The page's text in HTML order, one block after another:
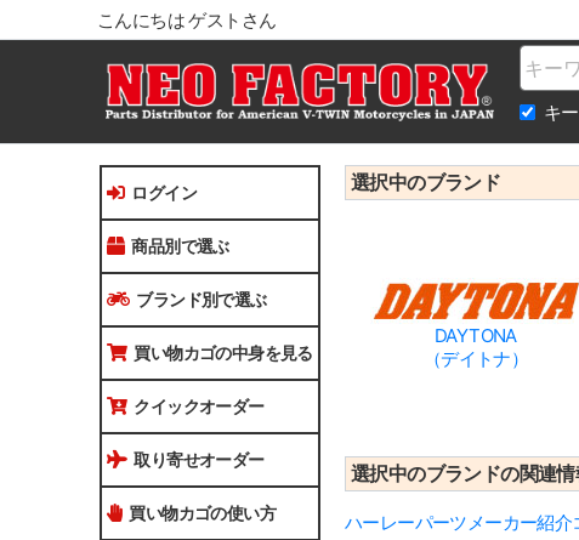
こんにちは ゲストさん
Name
キ
ログイン
商品別で選ぶ
ブランド別で選ぶ
買い物カゴの中身を見る
クイックオーダー
取り寄せオーダー
買い物カゴの使い方
選択中のブランド
DAYTONA
（デイトナ）
選択中のブランドの関連情
ハーレーパーツメーカー紹